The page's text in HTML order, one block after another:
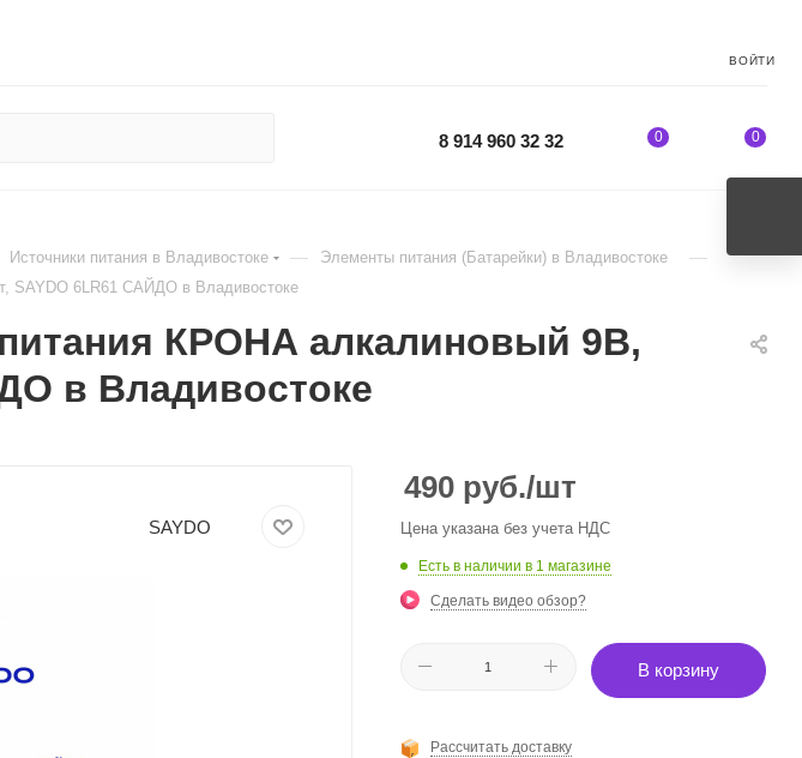
ВОЙТИ
8 914 960 32 32 0 0
Источники питания в Владивостоке — Элементы питания (Батарейки) в Владивостоке —
SAYDO 6LR61 САЙДО в Владивостоке
КРОНА алкалиновый 9В,
в Владивостоке
SAYDO
490 руб./шт
Цена указана без учета НДС
Есть в наличии в 1 магазине
Сделать видео обзор?
В корзину
Рассчитать доставку